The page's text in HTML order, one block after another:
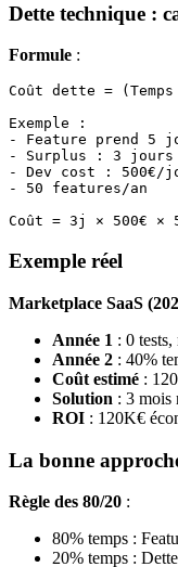
Dette technique :
Formule :
Coût dette =
Exemple :
- Feature prend 5
- Surplus : 3 jours
- Dev cost : 500€/
- 50 features/an
Exemple réel
Marketplace SaaS
Année 1 : 0 tests,
Année 2 : 40%
Coût estimé :
Solution : 3 mois
ROI : 120K€
La bonne
Règle des 80/20 :
80% temps :
20% temps :